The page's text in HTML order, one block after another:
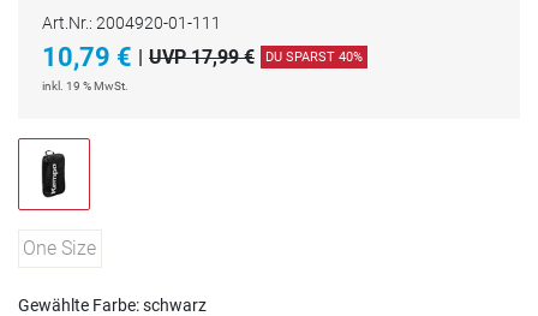
Art.Nr.: 2004920-01-111
10,79 € | UVP 17,99 € DU SPARST 40%
inkl. 19 % MwSt.
One Size
Gewählte Farbe: schwarz